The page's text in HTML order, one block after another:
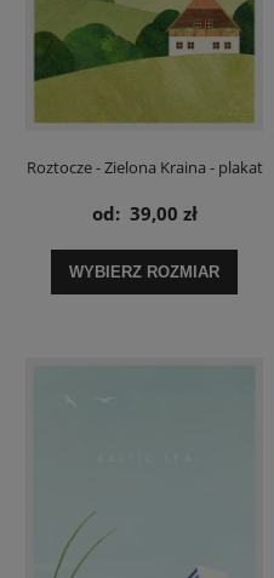
Roztocze - Zielona Kraina - plakat
od: 39,00 zł
WYBIERZ ROZMIAR